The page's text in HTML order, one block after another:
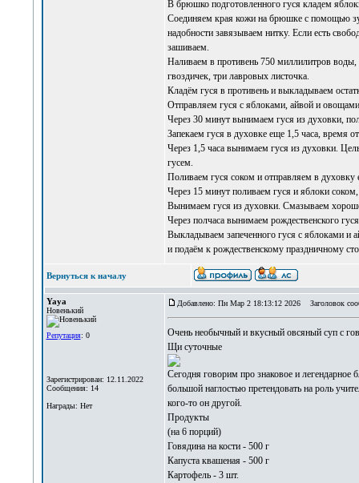
В брюшко подготовленного гуся кладем
Соединяем края кожи на брюшке с помощью
надобности завязываем нитку. Если есть
зашиваем.
Наливаем в противень 750 миллилитров
гвоздичек, три лавровых листочка.
Кладём гуся в противень и выкладываем
Отправляем гуся с яблоками, айвой и
Через 30 минут вынимаем гуся из духовки,
Запекаем гуся в духовке еще 1,5 часа, время
Через 1,5 часа вынимаем гуся из духовки.
гусем.
Поливаем гуся соком и отправляем в духовку
Через 15 минут поливаем гуся и яблоки
Вынимаем гуся из духовки. Смазываем
Через полчаса вынимаем рождественского
Выкладываем запеченного гуся с яблоками и
и подаём к рождественскому праздничному
Вернуться к началу
Yaya
Новенький
Репутация: 0
Зарегистрирован: 12.11.2022
Сообщения: 14
Награды: Нет
Добавлено: Пн Мар 2 18:13:12 2026 Заголовок
Очень необычный и вкусный овсяный суп с
Щи суточные
Сегодня говорим про знаковое и
большой наглостью претендовать на роль
кого-то он другой.
Продукты
(на 6 порций)
Говядина на кости - 500 г
Капуста квашеная - 500 г
Картофель - 3 шт.